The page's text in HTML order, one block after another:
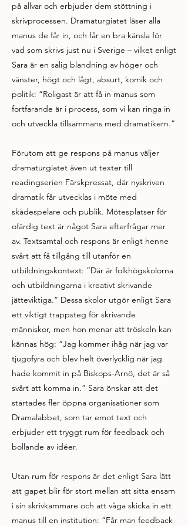
på allvar och erbjuder dem stöttning i
skrivprocessen. Dramaturgiatet läser alla
manus de får in, och får en bra känsla för
vad som skrivs just nu i Sverige – vilket enligt
Sara är en salig blandning av höger och
vänster, högt och lågt, absurt, komik och
politik: “Roligast är att få in manus som
fortfarande är i process, som vi kan ringa in
och utveckla tillsammans med dramatikern.”
Förutom att ge respons på manus väljer
dramaturgiatet även ut texter till
readingserien Färskpressat, där nyskriven
dramatik får utvecklas i möte med
skådespelare och publik. Mötesplatser för
ofärdig text är något Sara efterfrågar mer
av. Textsamtal och respons är enligt henne
svårt att få tillgång till utanför en
utbildningskontext: “Där är folkhögskolorna
och utbildningarna i kreativt skrivande
jätteviktiga.” Dessa skolor utgör enligt Sara
ett viktigt trappsteg för skrivande
människor, men hon menar att tröskeln kan
kännas hög: “Jag kommer ihåg när jag var
tjugofyra och blev helt överlycklig när jag
hade kommit in på Biskops-Arnö, det är så
svårt att komma in.” Sara önskar att det
startades fler öppna organisationer som
Dramalabbet, som tar emot text och
erbjuder ett tryggt rum för feedback och
bollande av idéer.
Utan rum för respons är det enligt Sara lätt
att gapet blir för stort mellan att sitta ensam
i sin skrivkammare och att våga skicka in ett
manus till en institution: “Får man feedback